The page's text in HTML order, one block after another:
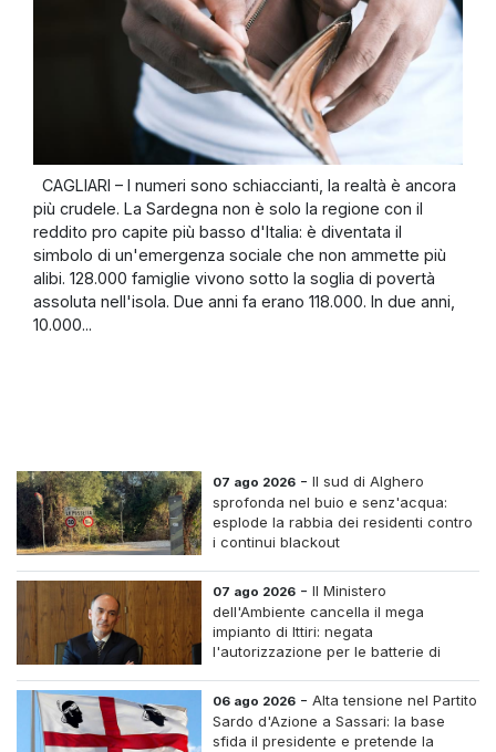
CAGLIARI – I numeri sono schiaccianti, la realtà è ancora
più crudele. La Sardegna non è solo la regione con il
reddito pro capite più basso d'Italia: è diventata il
simbolo di un'emergenza sociale che non ammette più
alibi. 128.000 famiglie vivono sotto la soglia di povertà
assoluta nell'isola. Due anni fa erano 118.000. In due anni,
10.000...
07 ago 2026 -Il sud di Alghero
sprofonda nel buio e senz'acqua:
esplode la rabbia dei residenti contro
i continui blackout
07 ago 2026 -Il Ministero
dell'Ambiente cancella il mega
impianto di Ittiri: negata
l'autorizzazione per le batterie di
06 ago 2026 -Alta tensione nel Partito
Sardo d'Azione a Sassari: la base
sfida il presidente e pretende la